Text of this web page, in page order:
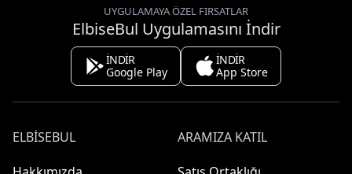
UYGULAMAYA ÖZEL FIRSATLAR
ElbiseBul Uygulamasını İndir
İNDİR
Google Play
İNDİR
App Store
ELBISEBUL
ARAMIZA KATIL